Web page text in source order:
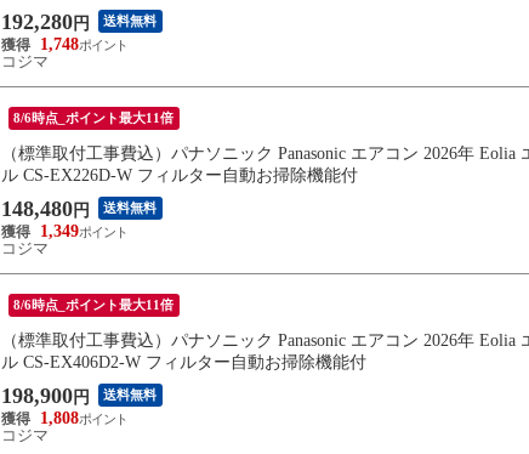
192,280 円 送料無料
1,748
コジマ
8/6時点_ポイント最大11倍
（標準取付工事費込）パナソニック Panasonic エアコン 2026年
ル CS-EX226D-W フィルター自動お掃除機能付
148,480 円 送料無料
1,349
コジマ
8/6時点_ポイント最大11倍
（標準取付工事費込）パナソニック Panasonic エアコン 2026年
ル CS-EX406D2-W フィルター自動お掃除機能付
198,900 円 送料無料
1,808
コジマ